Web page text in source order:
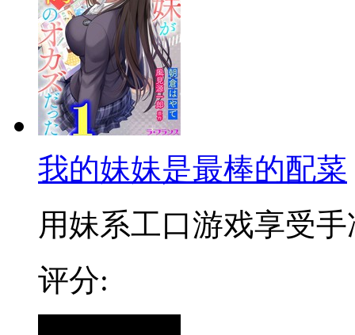
我的妹妹是最棒的配菜
用妹系工口游戏享受手
评分: